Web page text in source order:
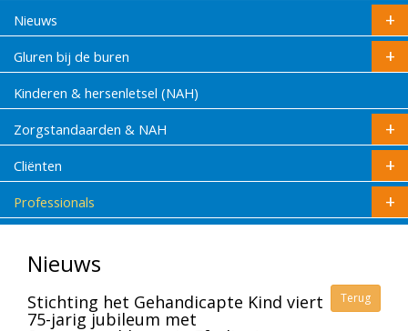
Nieuws
Gluren bij de buren
Kinderen & hersenletsel (NAH)
Zorgstandaarden & NAH
Cliënten
Professionals
Nieuws
Terug
Stichting het Gehandicapte Kind viert
75-jarig jubileum met